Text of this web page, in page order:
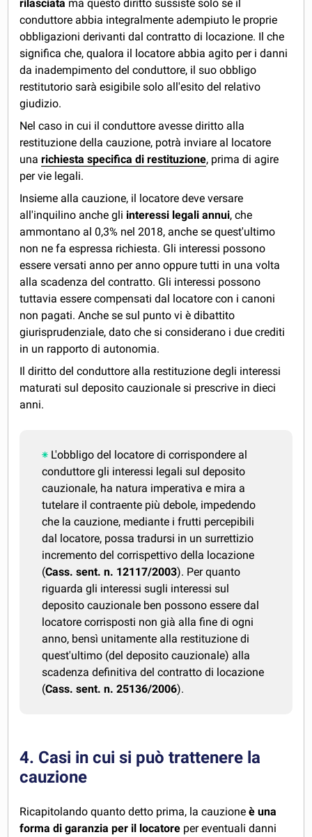
rilasciata ma questo diritto sussiste solo se il
conduttore abbia integralmente adempiuto le proprie
obbligazioni derivanti dal contratto di locazione. Il che
significa che, qualora il locatore abbia agito per i danni
da inadempimento del conduttore, il suo obbligo
restitutorio sarà esigibile solo all'esito del relativo
giudizio.
Nel caso in cui il conduttore avesse diritto alla
restituzione della cauzione, potrà inviare al locatore
unarichiesta specifica di restituzione, prima di agire
per vie legali.
Insieme alla cauzione, il locatore deve versare
all'inquilino anche gli interessi legali annui, che
ammontano al 0,3% nel 2018, anche se quest'ultimo
non ne fa espressa richiesta. Gli interessi possono
essere versati anno per anno oppure tutti in una volta
alla scadenza del contratto. Gli interessi possono
tuttavia essere compensati dal locatore con i canoni
non pagati. Anche se sul punto vi è dibattito
giurisprudenziale, dato che si considerano i due crediti
in un rapporto di autonomia.
Il diritto del conduttore alla restituzione degli interessi
maturati sul deposito cauzionale si prescrive in dieci
anni.
L'obbligo del locatore di corrispondere al
conduttore gli interessi legali sul deposito
cauzionale, ha natura imperativa e mira a
tutelare il contraente più debole, impedendo
che la cauzione, mediante i frutti percepibili
dal locatore, possa tradursi in un surrettizio
incremento del corrispettivo della locazione
(Cass. sent. n. 12117/2003). Per quanto
riguarda gli interessi sugli interessi sul
deposito cauzionale ben possono essere dal
locatore corrisposti non già alla fine di ogni
anno, bensì unitamente alla restituzione di
quest'ultimo (del deposito cauzionale) alla
scadenza definitiva del contratto di locazione
(Cass. sent. n. 25136/2006).
4. Casi in cui si può trattenere la
cauzione
Ricapitolando quanto detto prima, la cauzioneè una
forma di garanzia per il locatore per eventuali danni